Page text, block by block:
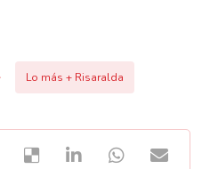
Lo más + Risaralda